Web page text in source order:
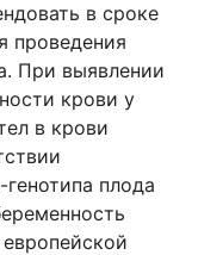
в сроке
проведения
При выявлении
крови у
в крови
плода